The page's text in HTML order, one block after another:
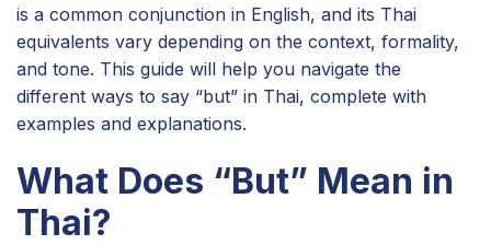
is a common conjunction in English, and its Thai
equivalents vary depending on the context, formality,
and tone. This guide will help you navigate the
different ways to say “but” in Thai, complete with
examples and explanations.
What Does “But” Mean in
Thai?